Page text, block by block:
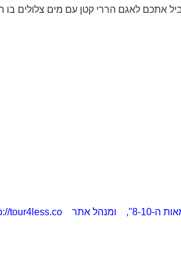
שלך וללכת בשביל המוביל כלפי מעלה למשך 5 עד 10 דקות נוספות. זה יוביל אתכם לאגם